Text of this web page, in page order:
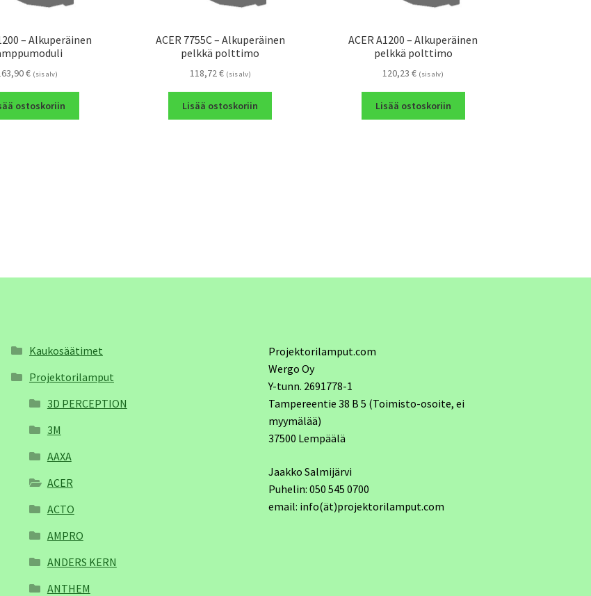
– Alkuperäinen
€ (sis alv)
ostoskoriin
ACER 7755C – Alkuperäinen
pelkkä polttimo
118,72€ (sis alv)
Lisää ostoskoriin
ACER A1200 – Alkuperäinen
pelkkä polttimo
120,23€ (sis alv)
Lisää ostoskoriin
Kaukosäätimet
Projektorilamput
3D PERCEPTION
3M
AAXA
ACER
ACTO
AMPRO
ANDERS KERN
ANTHEM
Projektorilamput.com
Wergo Oy
Y-tunn. 2691778-1
Tampereentie 38 B 5 (Toimisto-osoite, ei
myymälää)
37500 Lempäälä
Jaakko Salmijärvi
Puhelin: 050 545 0700
email: info(ät)projektorilamput.com